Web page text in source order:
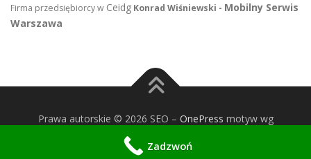
Firma przedsiębiorcy w Ceidg Konrad Wiśniewski - Mobilny Serwis
Warszawa
Prawa autorskie © 2026 SEO – OnePress motyw wg
FameThemes
Zadzwoń